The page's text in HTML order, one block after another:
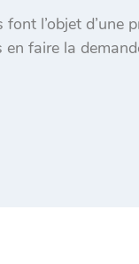
l’objet d’une
en faire la